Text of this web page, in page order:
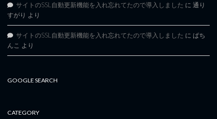
サイトのSSL自動更新機能を入れ忘れてたので導入しました に 通り
すがり より
サイトのSSL自動更新機能を入れ忘れてたので導入しました に ぱち
んこ より
GOOGLE SEARCH
CATEGORY